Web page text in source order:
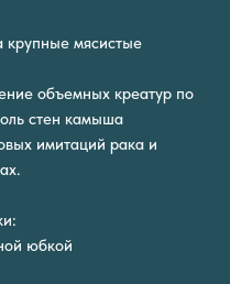
мясистые
объемных креатур по
стен камыша
имитаций рака и
юбкой